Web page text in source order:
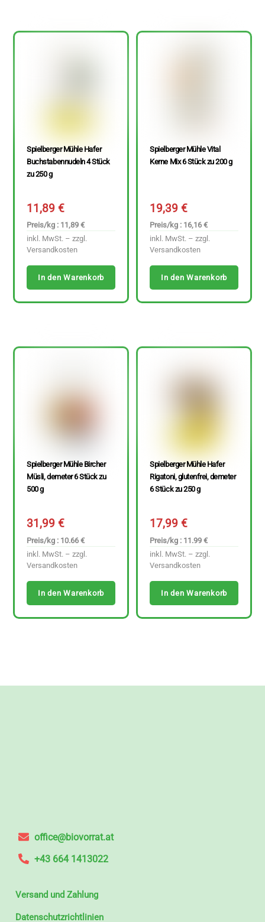
Spielberger Mühle Hafer
Buchstabennudeln 4 Stück
zu 250 g
11,89€
Preis/kg : 11,89 €
inkl. MwSt. – zzgl.
Versandkosten
In den Warenkorb
Spielberger Mühle Vital
Kerne Mix 6 Stück zu 200 g
19,39€
Preis/kg : 16,16 €
inkl. MwSt. – zzgl.
Versandkosten
In den Warenkorb
Spielberger Mühle Bircher
Müsli, demeter 6 Stück zu
500 g
31,99€
Preis/kg : 10.66 €
inkl. MwSt. – zzgl.
Versandkosten
In den Warenkorb
Spielberger Mühle Hafer
Rigatoni, glutenfrei, demeter
6 Stück zu 250 g
17,99€
Preis/kg : 11.99 €
inkl. MwSt. – zzgl.
Versandkosten
In den Warenkorb
office@biovorrat.at
+43 664 1413022
Versand und Zahlung
Datenschutzrichtlinien